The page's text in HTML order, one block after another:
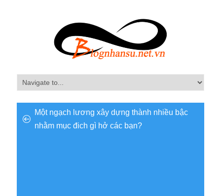
Một ngạch lương xây dựng thành nhiều bậc
nhằm mục đich gì hở các bạn?